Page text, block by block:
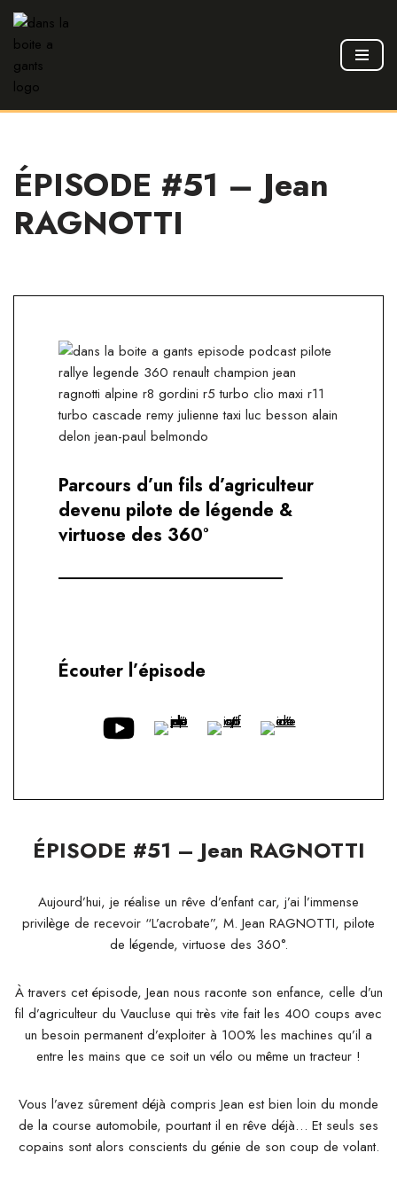
Aller
au
contenu
ÉPISODE #51 – Jean
RAGNOTTI
Parcours d’un fils d’agriculteur
devenu pilote de légende &
virtuose des 360°
Écouter l’épisode
ÉPISODE #51 – Jean RAGNOTTI
Aujourd’hui, je réalise un rêve d’enfant car, j’ai l’immense
privilège de recevoir “L’acrobate”, M. Jean RAGNOTTI, pilote
de légende, virtuose des 360°.
À travers cet épisode, Jean nous raconte son enfance, celle d’un
fil d’agriculteur du Vaucluse qui très vite fait les 400 coups avec
un besoin permanent d’exploiter à 100% les machines qu’il a
entre les mains que ce soit un vélo ou même un tracteur !
Vous l’avez sûrement déjà compris Jean est bien loin du monde
de la course automobile, pourtant il en rêve déjà… Et seuls ses
copains sont alors conscients du génie de son coup de volant.